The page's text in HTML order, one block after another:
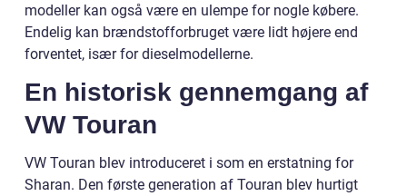
modeller kan også være en ulempe for nogle købere.
Endelig kan brændstofforbruget være lidt højere end
forventet, især for dieselmodellerne.
En historisk gennemgang af
VW Touran
VW Touran blev introduceret i som en erstatning for
Sharan. Den første generation af Touran blev hurtigt